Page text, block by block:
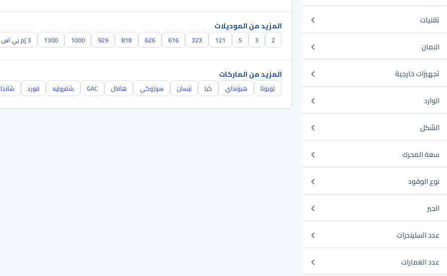
تقنيات
الامان
تجهيزات خارجية
الوارد
الشكل
سعة المحرك
نوع الوقود
الجير
عدد السليندرات
عدد الغمارات
المزيد من الموديلات
2
3
5
121
323
616
626
818
929
1000
1300 3 إم بي اس
المزيد من الماركات
تويوتا هيونداي كيا نيسان سوزوكي هافال GAC شفروليه فورد